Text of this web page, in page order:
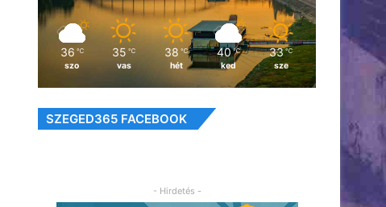
36 ℃
szo
35 ℃
vas
38 ℃
hét
40 ℃
ked
33 ℃
sze
SZEGED365 FACEBOOK
- Hirdetés -